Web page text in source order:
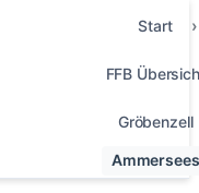
Start
FFB
Gröbenzell